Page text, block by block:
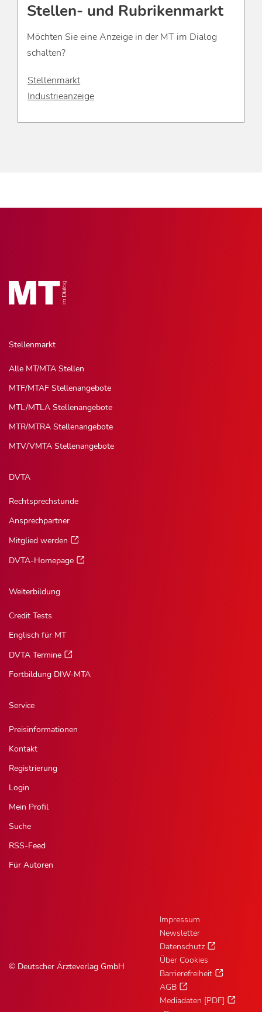
Stellen- und Rubrikenmarkt
Möchten Sie eine Anzeige in der MT im Dialog
schalten?
Stellenmarkt
Industrieanzeige
Stellenmarkt
Alle MT/MTA Stellen
MTF/MTAF Stellenangebote
MTL/MTLA Stellenangebote
MTR/MTRA Stellenangebote
MTV/VMTA Stellenangebote
DVTA
Rechtsprechstunde
Ansprechpartner
Mitglied werden
DVTA-Homepage
Weiterbildung
Credit Tests
Englisch für MT
DVTA Termine
Fortbildung DIW-MTA
Service
Preisinformationen
Kontakt
Registrierung
Login
Mein Profil
Suche
RSS-Feed
Für Autoren
© Deutscher Ärzteverlag GmbH
Impressum
Newsletter
Datenschutz
Über Cookies
Barrierefreiheit
AGB
Mediadaten [PDF]